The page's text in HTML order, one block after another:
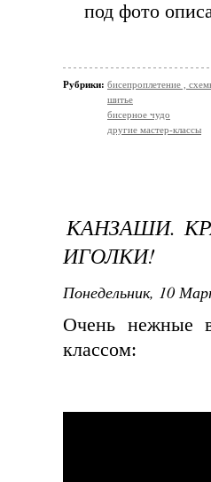
под фото
Рубрики: бисепроплетение ,
шитье
бисерное чудо
другие мастер-классы
КАНЗАШИ.
ИГОЛКИ!
Понедельник, 10
Очень нежные
классом: